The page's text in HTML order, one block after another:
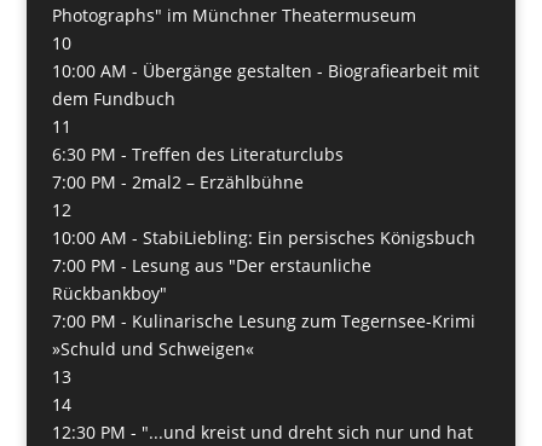
Photographs" im Münchner Theatermuseum
10
10:00 AM - Übergänge gestalten - Biografiearbeit mit
dem Fundbuch
11
6:30 PM - Treffen des Literaturclubs
7:00 PM - 2mal2 – Erzählbühne
12
10:00 AM - StabiLiebling: Ein persisches Königsbuch
7:00 PM - Lesung aus "Der erstaunliche
Rückbankboy"
7:00 PM - Kulinarische Lesung zum Tegernsee-Krimi
»Schuld und Schweigen«
13
14
12:30 PM - "...und kreist und dreht sich nur und hat